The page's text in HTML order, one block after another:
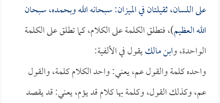
على اللسان، ثقيلتان في الميزان: سبحانه الله وبحمده، سبحان
الله العظيم)، فتطلق الكلمة على الكلام، كما تطلق على الكلمة
الواحدة، وابن مالكيقول في الألفية:
واحده كلمة والقول عم، يعني: واحد الكلام كلمة، والقول
عم، وكذلك القول، وكلمة بها كلام قد يؤم، يعني: قد يقصد